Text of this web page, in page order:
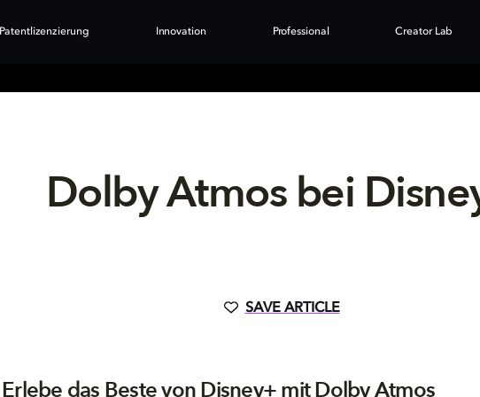
Patentlizenzierung Innovation Professional Creator Lab
Dolby Atmos bei
SAVE ARTICLE
Erlebe das Beste von Disney+ mit Dolby Atmos